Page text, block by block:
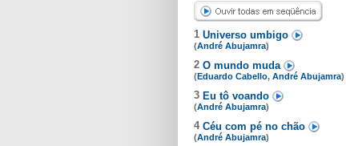
1 Universo umbigo
(André Abujamra)
2 O mundo muda
(Eduardo Cabello, André Abujamra)
3 Eu tô voando
(André Abujamra)
4 Céu com pé no chão
(André Abujamra)